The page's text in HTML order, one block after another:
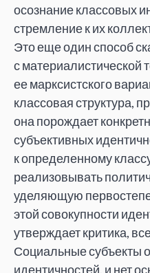
осознание классовых
стремление к их
Это еще один способ
с материалистической
ее марксистского
классовая структура,
она порождает
субъективных
к определенному
реализовывать
уделяющую
этой совокупности
утверждает критика,
Социальные субъекты
идентичностей, и нет